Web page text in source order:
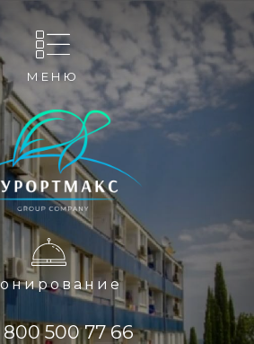
МЕНЮ
800 500 77 66